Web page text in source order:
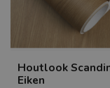
Houtlook
Eiken